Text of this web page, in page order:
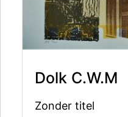
Dolk C.W.M
Zonder titel